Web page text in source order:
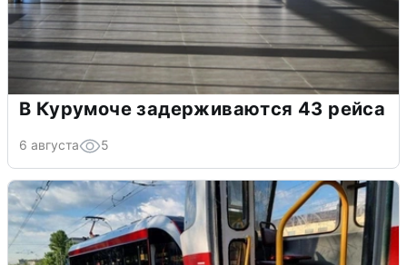
В Курумоче задерживаются 43 рейса
6 августа 5